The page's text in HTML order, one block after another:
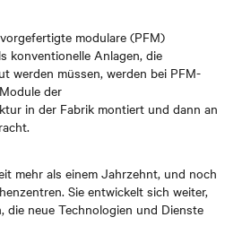
modulare (PFM)
konventionelle Anlagen, die
werden müssen, werden bei PFM-
der
in der Fabrik montiert und dann an
mehr als einem Jahrzehnt, und noch
Sie entwickelt sich weiter,
die neue Technologien und Dienste